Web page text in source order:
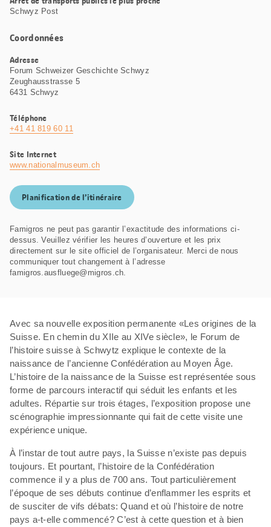
Schwyz Post
Coordonnées
Adresse
Forum Schweizer Geschichte Schwyz
Zeughausstrasse 5
6431 Schwyz
Téléphone
+41 41 819 60 11
Site Internet
www.nationalmuseum.ch
Planification de l’itinéraire
Famigros ne peut pas garantir l’exactitude des informations ci-
dessus. Veuillez vérifier les heures d’ouverture et les prix
directement sur le site officiel de l’organisateur. Merci de nous
communiquer tout changement à l’adresse
famigros.ausfluege@migros.ch.
Avec sa nouvelle exposition permanente «Les origines de la
Suisse. En chemin du XIIe au XIVe siècle», le Forum de
l’histoire suisse à Schwytz explique le contexte de la
naissance de l’ancienne Confédération au Moyen Âge.
L’histoire de la naissance de la Suisse est représentée sous
forme de parcours interactif qui séduit les enfants et les
adultes. Répartie sur trois étages, l’exposition propose une
scénographie impressionnante qui fait de cette visite une
expérience unique.
À l’instar de tout autre pays, la Suisse n’existe pas depuis
toujours. Et pourtant, l’histoire de la Confédération
commence il y a plus de 700 ans. Tout particulièrement
l’époque de ses débuts continue d’enflammer les esprits et
de susciter de vifs débats: Quand et où l’histoire de notre
pays a-t-elle commencé? C’est à cette question et à bien